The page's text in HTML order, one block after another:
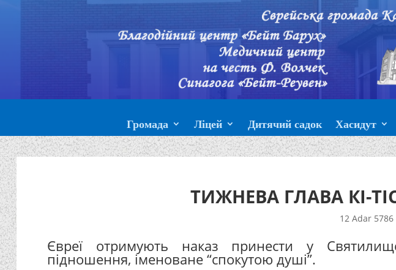
Громада Ліцей Дитячий садок Хасидут
ТИЖНЕВА ГЛАВА КІ-
12 Adar
Євреї отримують наказ принести у
підношення, іменоване “спокутою душі”.